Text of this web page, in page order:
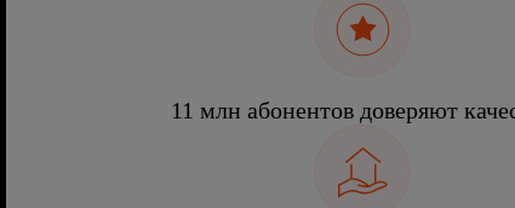
11 млн абонентов доверяют